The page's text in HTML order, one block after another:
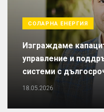
СОЛАРНА ЕНЕРГИЯ
Изграждаме
управление и
системи с
18.05.2026